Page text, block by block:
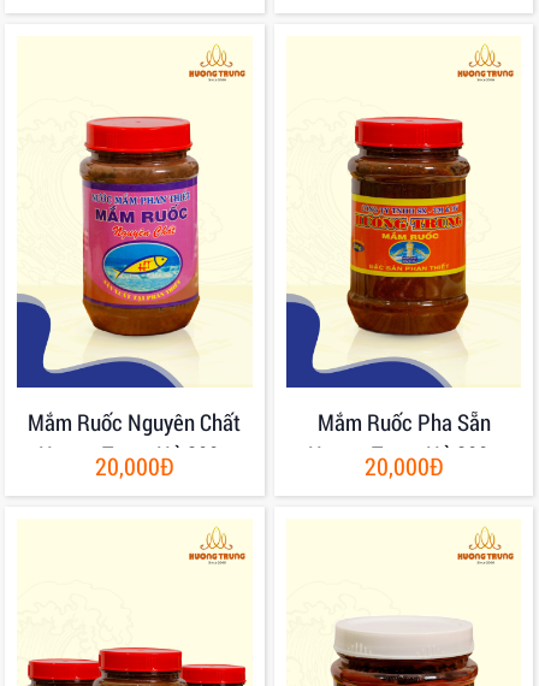
Mắm Ruốc Nguyên Chất
Hương Trung Hủ 200g
20,000Đ
Mắm Ruốc Pha Sẵn
Hương Trung Hủ 200g
20,000Đ